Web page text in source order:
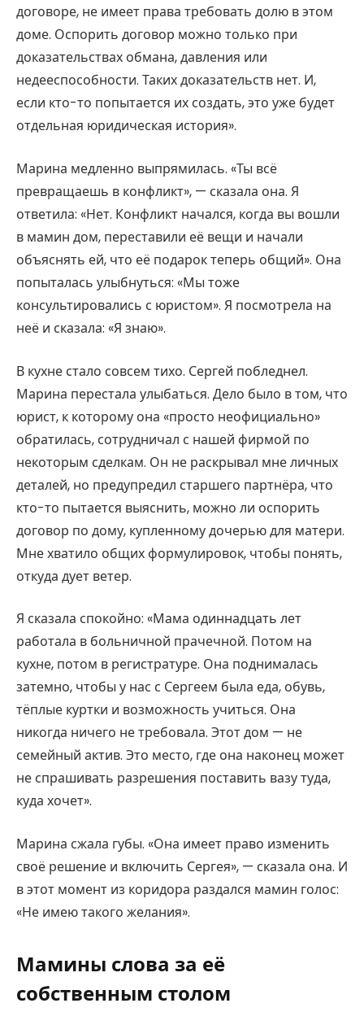
договоре, не имеет права требовать долю в этом
доме. Оспорить договор можно только при
доказательствах обмана, давления или
недееспособности. Таких доказательств нет. И,
если кто-то попытается их создать, это уже будет
отдельная юридическая история».
Марина медленно выпрямилась. «Ты всё
превращаешь в конфликт», — сказала она. Я
ответила: «Нет. Конфликт начался, когда вы вошли
в мамин дом, переставили её вещи и начали
объяснять ей, что её подарок теперь общий». Она
попыталась улыбнуться: «Мы тоже
консультировались с юристом». Я посмотрела на
неё и сказала: «Я знаю».
В кухне стало совсем тихо. Сергей побледнел.
Марина перестала улыбаться. Дело было в том, что
юрист, к которому она «просто неофициально»
обратилась, сотрудничал с нашей фирмой по
некоторым сделкам. Он не раскрывал мне личных
деталей, но предупредил старшего партнёра, что
кто-то пытается выяснить, можно ли оспорить
договор по дому, купленному дочерью для матери.
Мне хватило общих формулировок, чтобы понять,
откуда дует ветер.
Я сказала спокойно: «Мама одиннадцать лет
работала в больничной прачечной. Потом на
кухне, потом в регистратуре. Она поднималась
затемно, чтобы у нас с Сергеем была еда, обувь,
тёплые куртки и возможность учиться. Она
никогда ничего не требовала. Этот дом — не
семейный актив. Это место, где она наконец может
не спрашивать разрешения поставить вазу туда,
куда хочет».
Марина сжала губы. «Она имеет право изменить
своё решение и включить Сергея», — сказала она. И
в этот момент из коридора раздался мамин голос:
«Не имею такого желания».
Мамины слова за её
собственным столом